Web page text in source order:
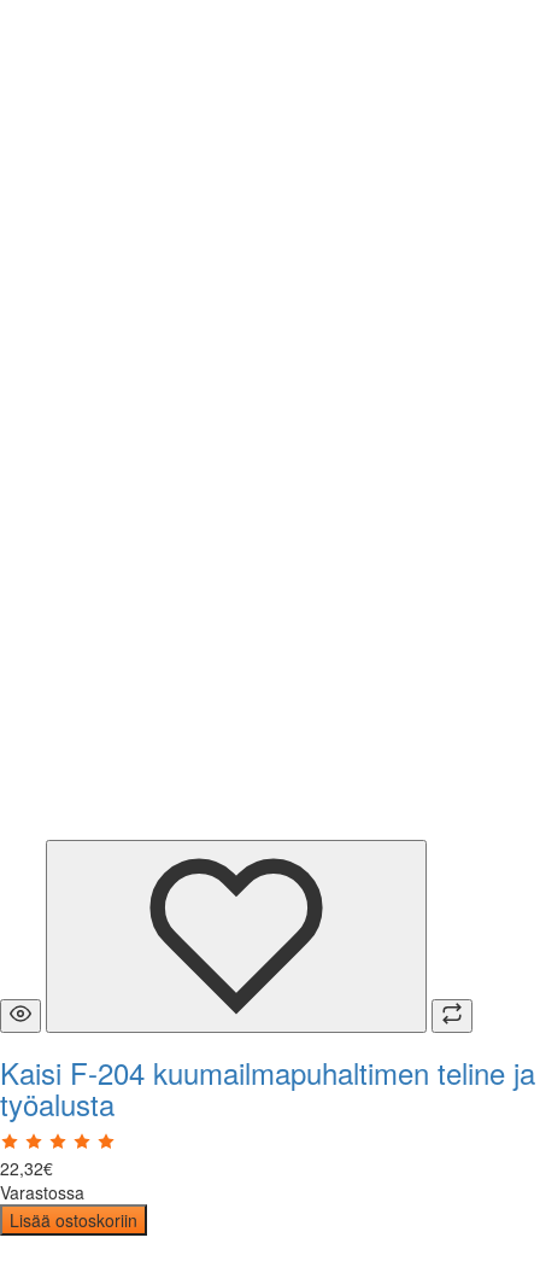
Kaisi F-204 kuumailmapuhaltimen teline ja
työalusta
22,32€
Varastossa
Lisää ostoskoriin